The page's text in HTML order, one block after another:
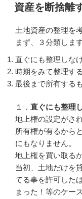
資産を断捨離
土地資産の整理を
まず、３分類します
直ぐにも整理しな
時期をみて整理す
最後まで所有する
１． 直ぐにも整理
地上権の設定がさ
所有権が有るから
にもなりません。
地上権を買い取る
当初、土地だけを
てる事を許可した
まった！等のケー